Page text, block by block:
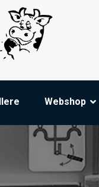
Webshop